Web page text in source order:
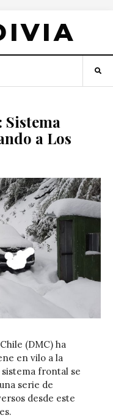
a Los
(DMC) ha
en vilo a la
frontal se
serie de
desde este